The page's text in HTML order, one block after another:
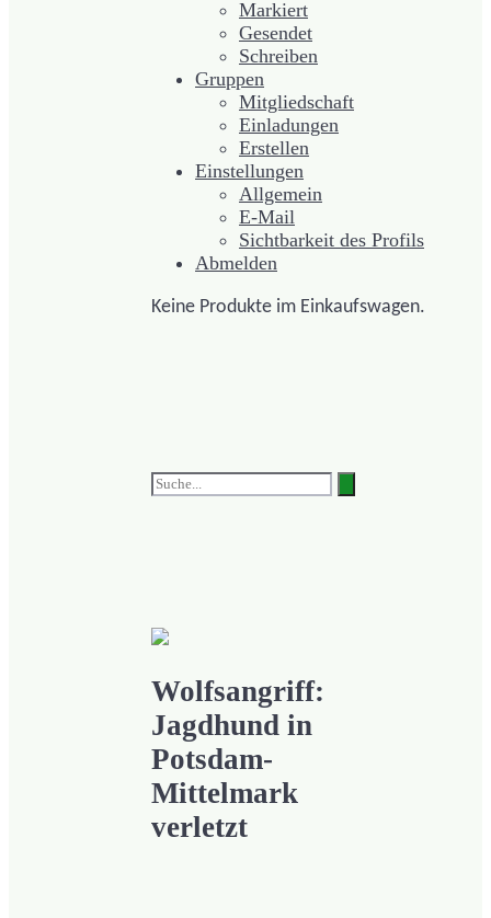
Markiert
Gesendet
Schreiben
Gruppen
Mitgliedschaft
Einladungen
Erstellen
Einstellungen
Allgemein
E-Mail
Sichtbarkeit des Profils
Abmelden
Keine Produkte im Einkaufswagen.
Wolfsangriff:
Jagdhund in
Potsdam-
Mittelmark
verletzt